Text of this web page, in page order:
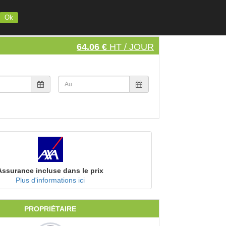
INSCRIVEZ VOTRE MATERIEL
Ok
64.06 € HT / JOUR
incluse dans le prix
Plus d'informations ici
PROPRIÉTAIRE